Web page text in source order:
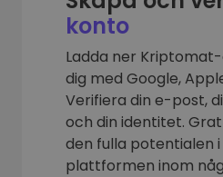
konto
Ladda ner
dig med Google,
Verifiera din e-post,
och din identitet.
den fulla potentialen
plattformen inom